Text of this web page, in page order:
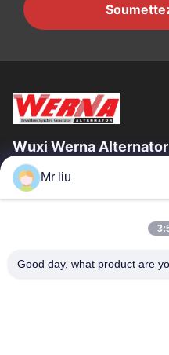
Wuxi Werna
Liens Rapides
Visite De L'usine
Mr liu
Good day, what product are